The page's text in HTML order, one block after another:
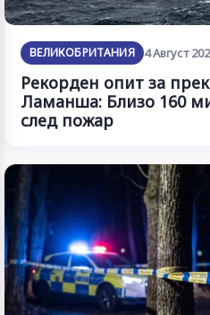
ВЕЛИКОБРИТАНИЯ 4 Август
Рекорден опит за
Ламанша: Близо 160
след пожар